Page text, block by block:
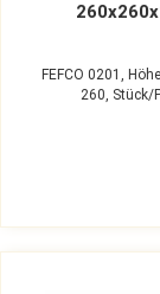
FEFCO 0201,
260, Stück/